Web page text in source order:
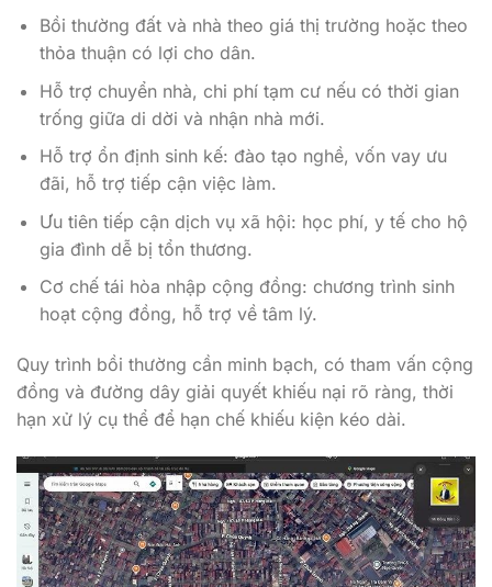
Bồi thường đất và nhà theo giá thị trường hoặc theo
thỏa thuận có lợi cho dân.
Hỗ trợ chuyển nhà, chi phí tạm cư nếu có thời gian
trống giữa di dời và nhận nhà mới.
Hỗ trợ ổn định sinh kế: đào tạo nghề, vốn vay ưu
đãi, hỗ trợ tiếp cận việc làm.
Ưu tiên tiếp cận dịch vụ xã hội: học phí, y tế cho hộ
gia đình dễ bị tổn thương.
Cơ chế tái hòa nhập cộng đồng: chương trình sinh
hoạt cộng đồng, hỗ trợ về tâm lý.
Quy trình bồi thường cần minh bạch, có tham vấn cộng
đồng và đường dây giải quyết khiếu nại rõ ràng, thời
hạn xử lý cụ thể để hạn chế khiếu kiện kéo dài.